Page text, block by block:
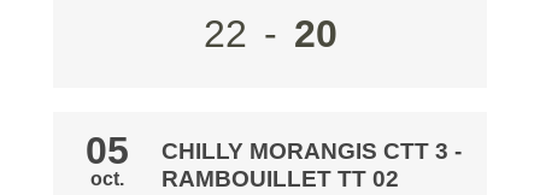
22 - 20
05
oct.
CHILLY MORANGIS CTT 3 -
RAMBOUILLET TT 02